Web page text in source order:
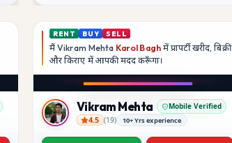
RENT BUY SELL
मैंVikram Mehta Karol Baghमें प्रापर्टी खरीद, बिक्री
और किराए में आपकी मददकरूँगा।
Vikram Mehta
Vikram Mehta Mobile Verified
4.5 (19) 10+ Yrs experience